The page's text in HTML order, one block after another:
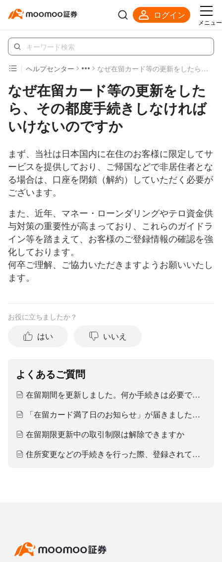
ログイン
メニュー
ヘルプセンター なぜ在留カード等の更新をしたら、その都度手続きしなければいけないのですか
なぜ在留カード等の更新をした
ら、その都度手続きしなければ
いけないのですか
まず、当社は日本国内に在住のお客様に限定してサ
ービスを提供しており、ご帰国などで非居住者とな
る場合は、口座を閉鎖（解約）していただく必要が
ございます。
また、近年、マネー・ローンダリングやテロ資金供
与対策の重要性が高まっており、これらのガイドラ
イン等を踏まえて、お客様のご登録情報の確認を強
化しております。
何卒ご理解、ご協力いただきますようお願いいたし
ます。
お役に立ちましたか？
はい いいえ
よくあるご質問
在留期間を更新しました。何か手続きは必要ですか？
「在留カード満了日のお知らせ」が届きました。何か手続きが必要ですか？
在留期限更新中の取引制限は解除できますか
住所変更などの手続きを行った際、登録されている在留期限は同時に更新されますか？